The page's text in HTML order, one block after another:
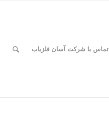
تماس با شرکت آسان فلزیاب